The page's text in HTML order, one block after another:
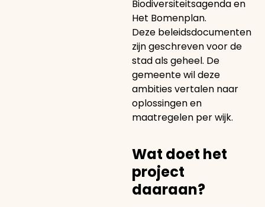
Biodiversiteitsagenda en
Het Bomenplan.
Deze beleidsdocumenten
zijn geschreven voor de
stad als geheel. De
gemeente wil deze
ambities vertalen naar
oplossingen en
maatregelen per wijk.
Wat doet het
project
daaraan?